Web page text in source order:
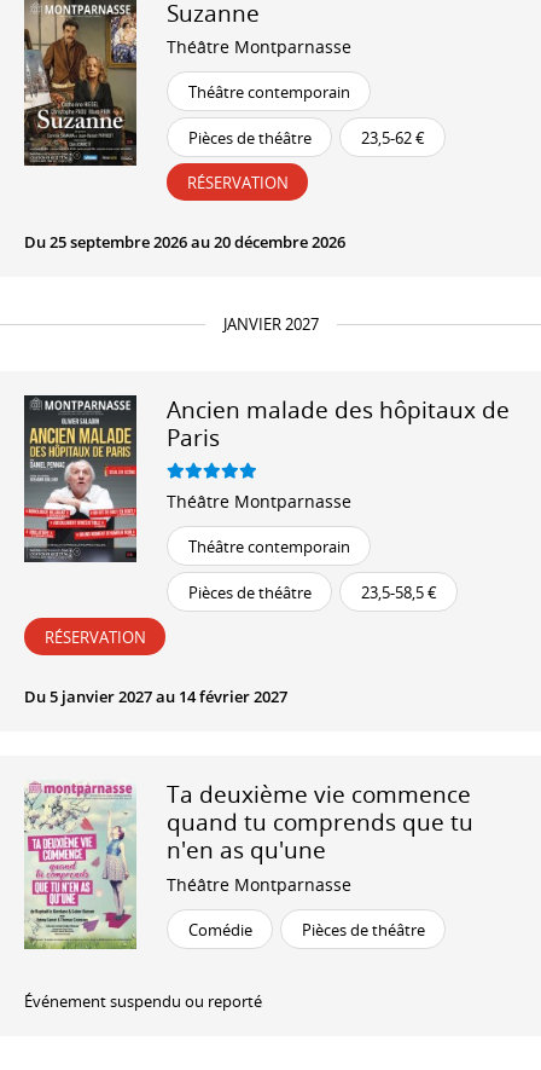
Suzanne
Théâtre Montparnasse
Théâtre contemporain
Pièces de théâtre 23,5-62 €
RÉSERVATION
Du 25 septembre 2026 au 20 décembre 2026
JANVIER 2027
Ancien malade des hôpitaux de
Paris
Théâtre Montparnasse
Théâtre contemporain
Pièces de théâtre 23,5-58,5 €
RÉSERVATION
Du 5 janvier 2027 au 14 février 2027
Ta deuxième vie commence
quand tu comprends que tu
n'en as qu'une
Théâtre Montparnasse
Comédie Pièces de théâtre
Événement suspendu ou reporté